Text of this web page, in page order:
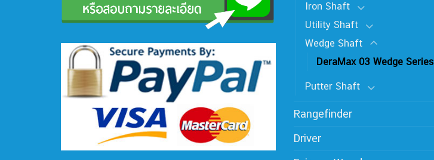
Iron Shaft
Utility Shaft
Wedge Shaft
DeraMax 03 Wedge Series
Putter Shaft
Rangefinder
Driver